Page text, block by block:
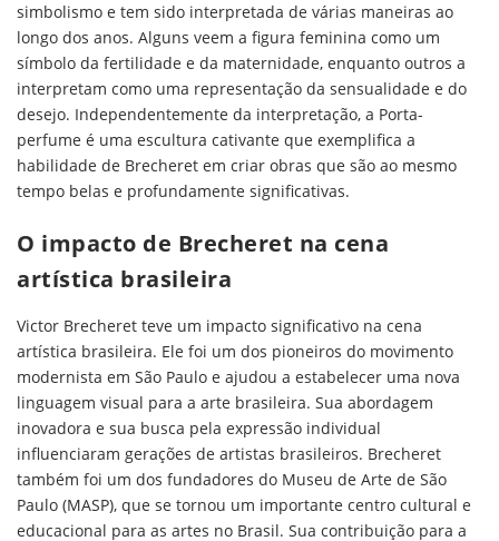
simbolismo e tem sido interpretada de várias maneiras ao
longo dos anos. Alguns veem a figura feminina como um
símbolo da fertilidade e da maternidade, enquanto outros a
interpretam como uma representação da sensualidade e do
desejo. Independentemente da interpretação, a Porta-
perfume é uma escultura cativante que exemplifica a
habilidade de Brecheret em criar obras que são ao mesmo
tempo belas e profundamente significativas.
O impacto de Brecheret na cena
artística brasileira
Victor Brecheret teve um impacto significativo na cena
artística brasileira. Ele foi um dos pioneiros do movimento
modernista em São Paulo e ajudou a estabelecer uma nova
linguagem visual para a arte brasileira. Sua abordagem
inovadora e sua busca pela expressão individual
influenciaram gerações de artistas brasileiros. Brecheret
também foi um dos fundadores do Museu de Arte de São
Paulo (MASP), que se tornou um importante centro cultural e
educacional para as artes no Brasil. Sua contribuição para a